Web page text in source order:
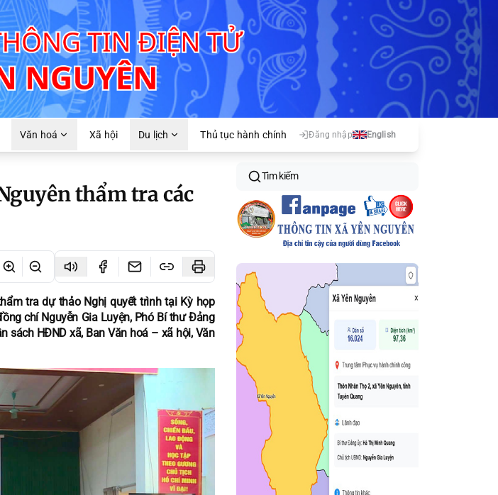
Văn hoá Xã hội Du lịch Thủ tục hành chính Đăng nhập English
thẩm tra các
tra dự thảo Nghị quyết trình tại Kỳ họp
chí Nguyễn Gia Luyện, Phó Bí thư Đảng
sách HĐND xã, Ban Văn hoá – xã hội, Văn
Tìm kiếm